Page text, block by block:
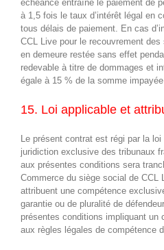
échéance entraîne le paiement de
à 1,5 fois le taux d’intérêt légal en
tous délais de paiement. En cas
CCL Live pour le recouvrement
en demeure restée sans effet
redevable à titre de dommages et
égale à 15 % de la somme impayée
15. Loi applicable et
Le présent contrat est régi par la
juridiction exclusive des tribunaux
aux présentes conditions sera
Commerce du siège social de CCL
attribuent une compétence
garantie ou de pluralité de
présentes conditions impliquant un
aux règles légales de compétence